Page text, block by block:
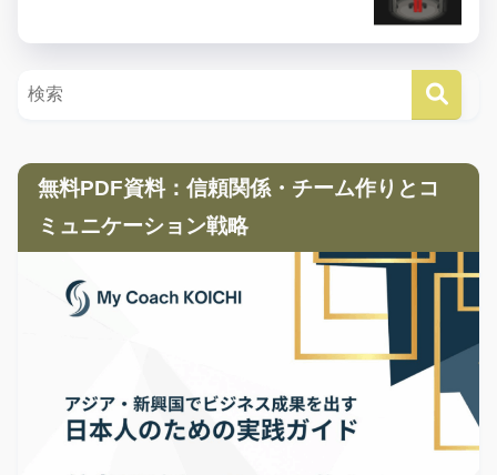
無料PDF資料：信頼関係・チーム作りとコ
ミュニケーション戦略